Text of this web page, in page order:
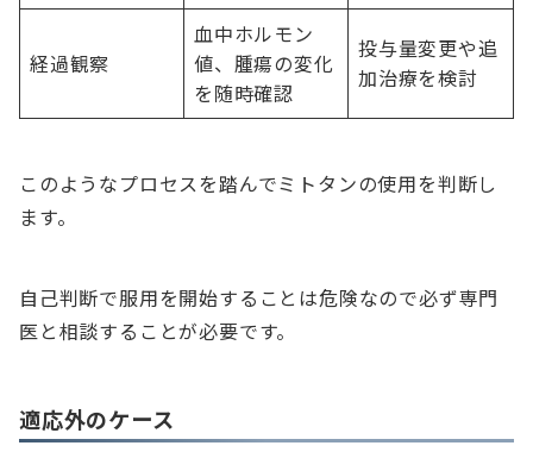
経過観察
血中ホルモン
値、腫瘍の変化
を随時確認
投与量変更や追
加治療を検討
このようなプロセスを踏んでミトタンの使用を判断し
ます。
自己判断で服用を開始することは危険なので必ず専門
医と相談することが必要です。
適応外のケース